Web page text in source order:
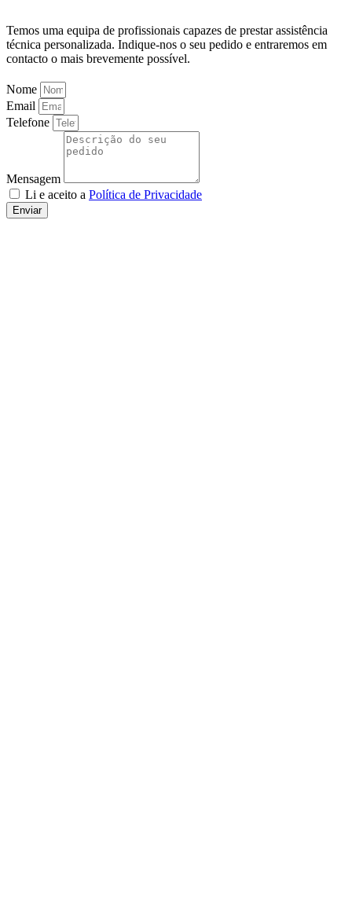
Temos uma equipa de profissionais capazes de prestar assistência
técnica personalizada. Indique-nos o seu pedido e entraremos em
contacto o mais brevemente possível.
Nome
Email
Telefone
Mensagem
Li e aceito a Política de Privacidade
Enviar